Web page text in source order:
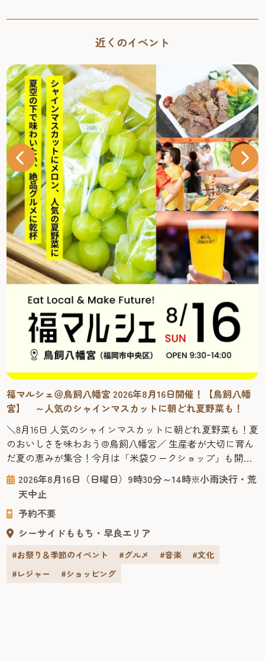
近くのイベント
福マルシェ＠鳥飼八幡宮 2026年8月16日開催！【鳥飼八幡
宮】 ～人気のシャインマスカットに朝どれ夏野菜も！
＼8月16日 人気のシャインマスカットに朝どれ夏野菜も！夏
のおいしさを味わおう@鳥飼八幡宮／ 生産者が大切に育ん
だ夏の恵みが集合！今月は「米袋ワークショップ」も開
催！ 8月も「第3日曜日」に福マルシェを開催します！8月16
日（日曜日）9時30分～14時、会場は鳥飼八幡宮 (中央区今
川 ※唐人町駅から徒歩7分、地行バス停から徒歩1分) です！
夏本番！色鮮やかな夏野菜たちがすくすく育つ季節がや...
2026年8月16日（日曜日）9時30分～14時※小雨決行・荒
天中止
予約不要
シーサイドももち・早良エリア
#お祭り＆季節のイベント #グルメ #音楽
#文化
#レジャー
#ショッピング